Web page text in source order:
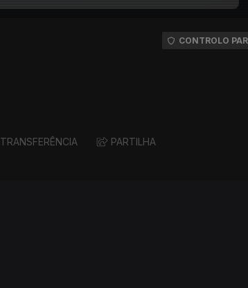
CONTROLO
TRANSFERÊNCIA PARTILHA